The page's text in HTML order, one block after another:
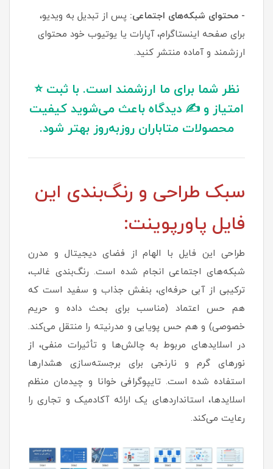
- محتوای شبکه‌های اجتماعی: پس از تبدیل به ویدیو،
برای صفحه اینستاگرام، آپارات یا یوتیوب خود محتوای
ارزشمند و آماده منتشر کنید.
نظر شما برای ما ارزشمند است. با ثبت ⭐
امتیاز و ✍️ دیدگاه باعث می‌شوید کیفیت
محصولات متاباران روزبه‌روز بهتر شود.
سبک طراحی و رنگ‌بندی این
فایل پاورپوینت:
طراحی این فایل با الهام از فضای دیجیتال و مدرن
شبکه‌های اجتماعی انجام شده است. رنگ‌بندی غالب،
ترکیبی از آبی حرفه‌ای، بنفش جذاب و سفید است که
هم حس اعتماد (مناسب برای بحث داده و حریم
خصوصی) و هم حس پویایی و مدرنیته را منتقل می‌کند.
در اسلایدهای مربوط به چالش‌ها و تأثیرات منفی، از
نورهای گرم و نارنجی برای برجسته‌سازی هشدارها
استفاده شده است. تایپوگرافی خوانا و چیدمان منظم
اسلایدها، استانداردهای یک ارائه آکادمیک و تجاری را
رعایت می‌کند.